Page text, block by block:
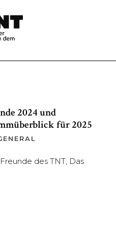
2024 und
für 2025
des TNT, Das